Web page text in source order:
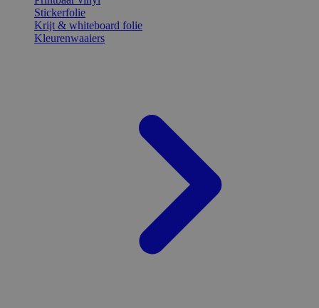
Stickerfolie
Krijt & whiteboard folie
Kleurenwaaiers